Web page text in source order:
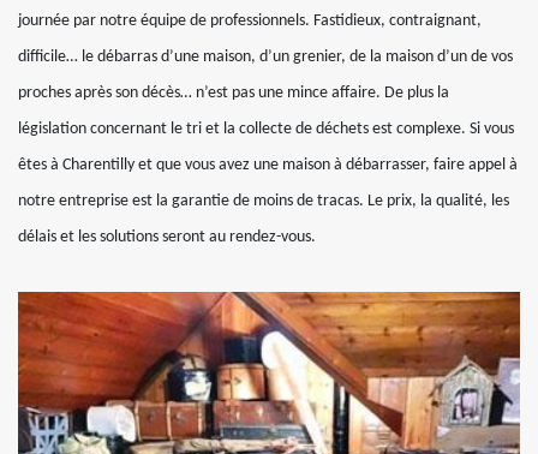
journée par notre équipe de professionnels. Fastidieux, contraignant,
difficile… le débarras d’une maison, d’un grenier, de la maison d’un de vos
proches après son décès… n’est pas une mince affaire. De plus la
législation concernant le tri et la collecte de déchets est complexe. Si vous
êtes à Charentilly et que vous avez une maison à débarrasser, faire appel à
notre entreprise est la garantie de moins de tracas. Le prix, la qualité, les
délais et les solutions seront au rendez-vous.